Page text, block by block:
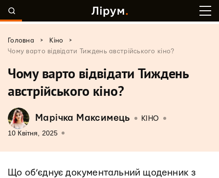
Головна > Кіно
>
Чому варто відвідати Тиждень австрійського кіно?
Чому варто відвідати Тиждень
австрійського кіно?
Марічка Максимець КІНО
10 Квітня, 2025
Що об’єднує документальний щоденник з